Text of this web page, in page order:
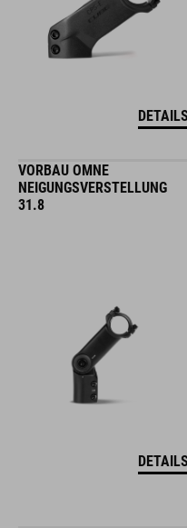
DETAILS
VORBAU OMNE
NEIGUNGSVERSTELLUNG
31.8
DETAILS